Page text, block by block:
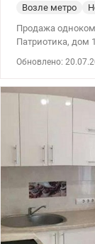
Возле метро
Продажа
Патриотика, дом
балкон с
счетчики на
регулировкой
отоплении
кодовый замок,
торговые
Synevo. Продажа
Наталья,
Обновлено: